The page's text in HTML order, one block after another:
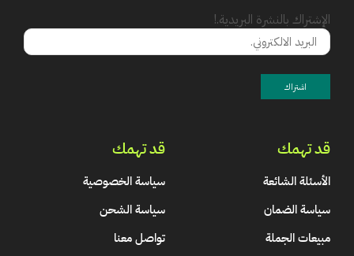
الإشتراك بالنشرة البريدية.!
قد تهمك
الأسئلة الشائعة
سياسة الضمان
مبيعات الجملة
قد تهمك
سياسة الخصوصية
سياسة الشحن
تواصل معنا